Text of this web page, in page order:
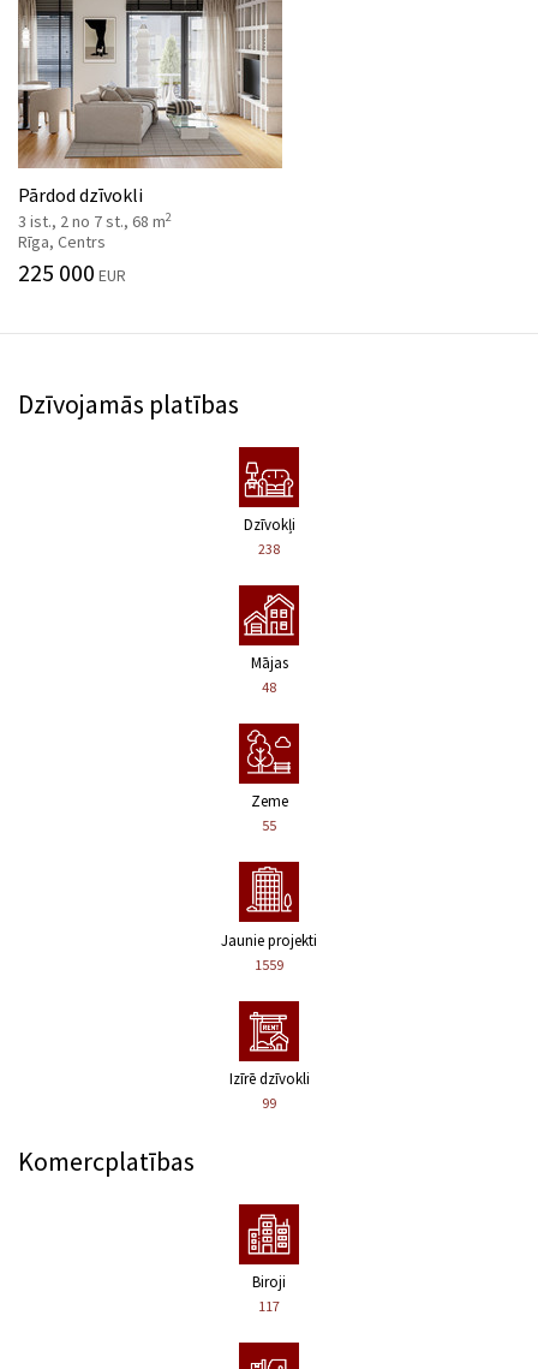
Pārdod dzīvokli
3 ist., 2 no 7 st., 68 m2
Rīga, Centrs
225 000 EUR
Dzīvojamās platības
Dzīvokļi
238
Mājas
48
Zeme
55
Jaunie projekti
1559
Izīrē dzīvokli
99
Komercplatības
Biroji
117